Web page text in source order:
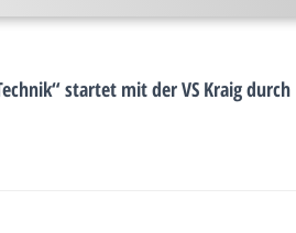
startet mit der VS Kraig durch